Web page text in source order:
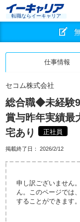
転職ならイーキャリア
仕事情報
セコム株式会社
総合職◆未経験
賞与昨年実績最
宅あり
正社員
掲載終了日： 2026/2/12
申し訳ございません
ん。このページでは
することができます。